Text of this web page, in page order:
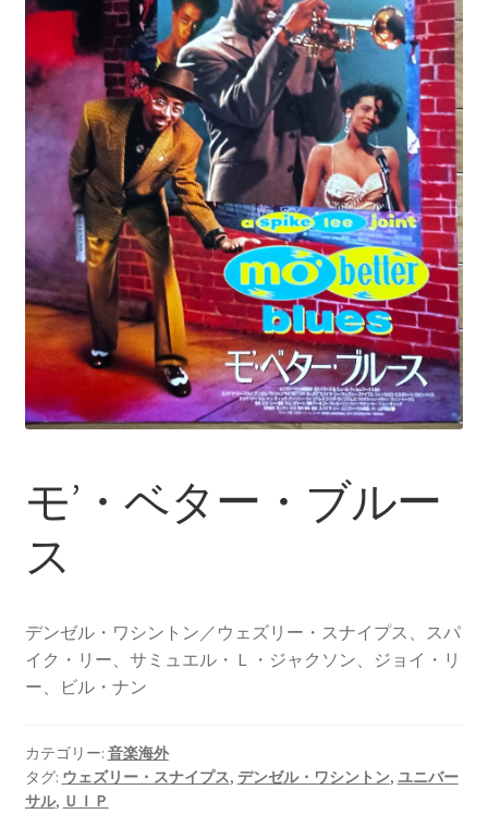
モ’・ベター・ブルー
ス
デンゼル・ワシントン／ウェズリー・スナイプス、スパ
イク・リー、サミュエル・Ｌ・ジャクソン、ジョイ・リ
ー、ビル・ナン
カテゴリー: 音楽海外
タグ: ウェズリー・スナイプス, デンゼル・ワシントン, ユニバー
サル, ＵＩＰ